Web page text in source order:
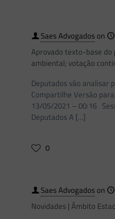
Saes Advogadoson
Aprovado texto-base
ambiental; votação
Deputados vão analisar
Compartilhe Versão
13/05/2021 – 00:16
Deputados A […]
0
Saes Advogadoson
Novidades | Âmbito